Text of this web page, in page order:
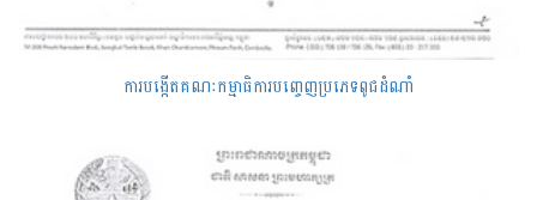
ការបង្កើតគណៈកម្មាធិការបញ្ចេញប្រភេទពូជដំណាំ